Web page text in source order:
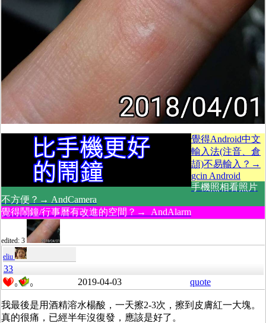
覺得Android中文
輸入法(注音、倉
頡)不易輸入？→
gcin Android
手機照相看照片
不方便？→ AndCamera
覺得鬧鐘/行事曆有改進的空間？→ AndAlarm
edited: 3
eliu
33
0 0 2019-04-03 quote
我最後是用酒精溶水楊酸，一天擦2-3次，擦到皮膚紅一大塊。
真的很痛，已經半年沒復發，應該是好了。